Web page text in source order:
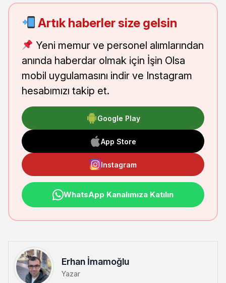
Artık haberler size gelsin
Yeni memur ve personel alımlarından
anında haberdar olmak için İşin Olsa
mobil uygulamasını indir ve Instagram
hesabımızı takip et.
Google Play
App Store
Instagram
WhatsApp Kanalımıza Katılın
Erhan İmamoğlu
Yazar